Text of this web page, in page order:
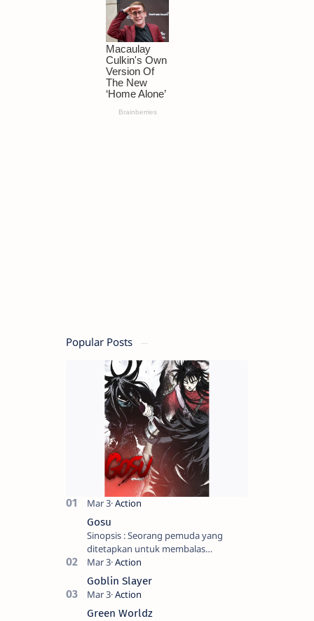
Popular Posts
Gosu
Sinopsis : Seorang pemuda yang
ditetapkan untuk membalas
masternya, seorang seniman bela diri
kuat sekali yang dikhianati oleh anak
buahn…
Goblin Slayer
Green Worldz